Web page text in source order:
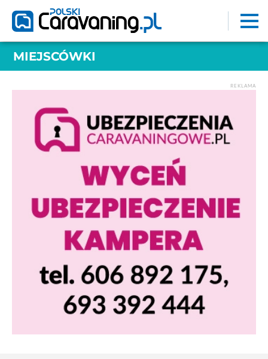
MIEJSCÓWKI
REKLAMA